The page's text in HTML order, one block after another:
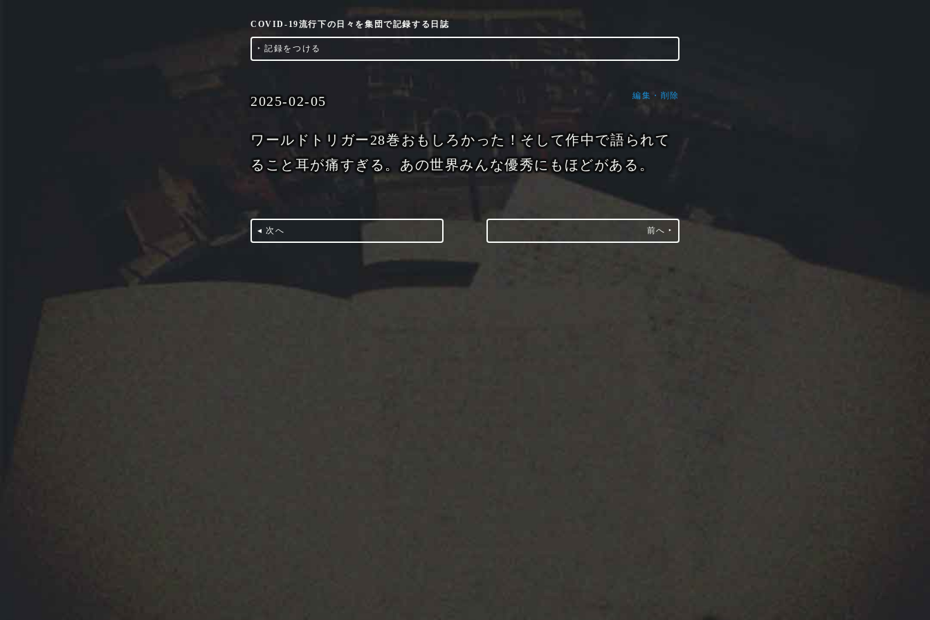
COVID-19流行下の日々を集団で記録する日誌
‣ 記録をつける
2025-02-05 編集・削除
ワールドトリガー28巻おもしろかった！そして作中で語られて
ること耳が痛すぎる。あの世界みんな優秀にもほどがある。
◂ 次へ 前へ ‣